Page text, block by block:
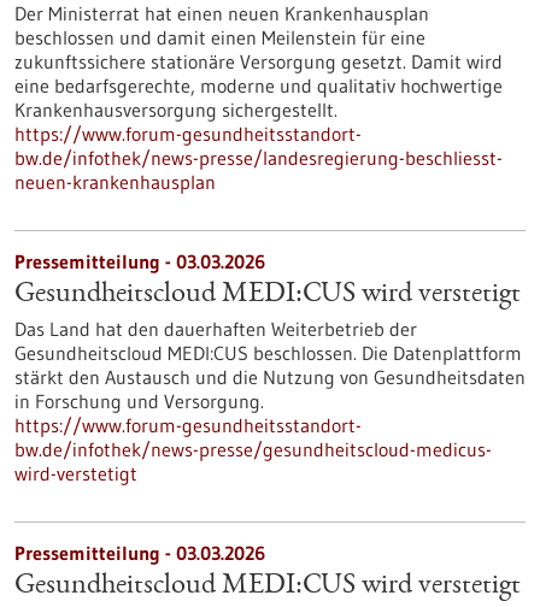
Der Ministerrat hat einen neuen Krankenhausplan
beschlossen und damit einen Meilenstein für eine
zukunftssichere stationäre Versorgung gesetzt. Damit wird
eine bedarfsgerechte, moderne und qualitativ hochwertige
Krankenhausversorgung sichergestellt.
https://www.forum-gesundheitsstandort-
bw.de/infothek/news-presse/landesregierung-beschliesst-
neuen-krankenhausplan
Pressemitteilung - 03.03.2026
Gesundheitscloud MEDI:CUS wird verstetigt
Das Land hat den dauerhaften Weiterbetrieb der
Gesundheitscloud MEDI:CUS beschlossen. Die Datenplattform
stärkt den Austausch und die Nutzung von Gesundheitsdaten
in Forschung und Versorgung.
https://www.forum-gesundheitsstandort-
bw.de/infothek/news-presse/gesundheitscloud-medicus-
wird-verstetigt
Pressemitteilung - 03.03.2026
Gesundheitscloud MEDI:CUS wird verstetigt